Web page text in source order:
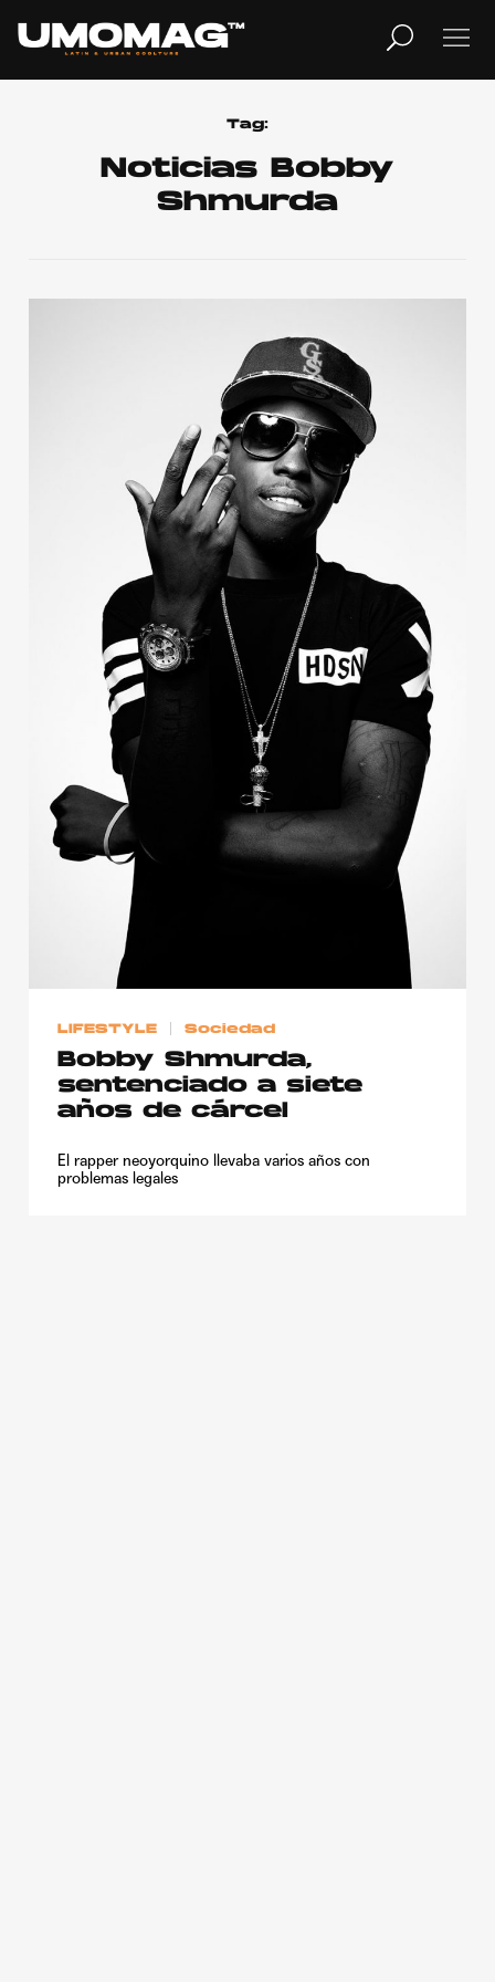
TV
Home
Cover Story
Publicidad
Contacto
Aviso Legal
© 2015-2022 UMOMAG. PROPIEDAD DE UMO agency. TODOS LOS
DERECHOS RESERVADOS.
Tag:
Noticias Bobby
Shmurda
LIFESTYLE Sociedad
Bobby Shmurda,
sentenciado a siete
años de cárcel
El rapper neoyorquino llevaba varios años con
problemas legales